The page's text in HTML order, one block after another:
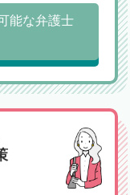
能な弁護士